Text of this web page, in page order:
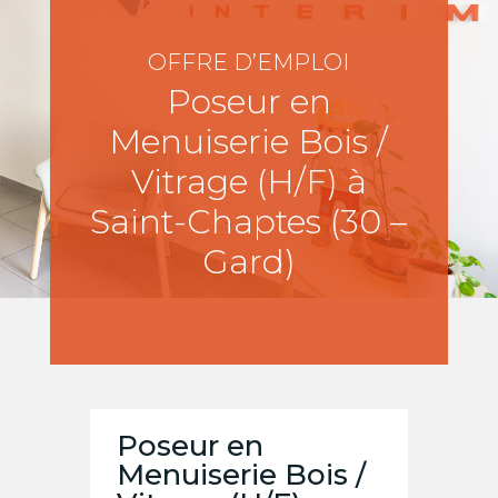
OFFRE D’EMPLOI
Poseur en
Menuiserie Bois /
Vitrage (H/F) à
Saint-Chaptes (30 –
Gard)
Poseur en
Menuiserie Bois /